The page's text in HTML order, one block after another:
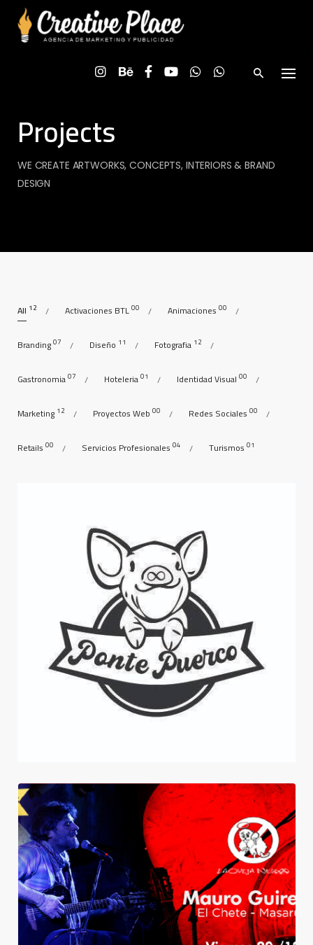
content
Projects
WE CREATE ARTWORKS, CONCEPTS, INTERIORS & BRAND
DESIGN
All 12 Activaciones BTL00 Animaciones 00
Branding07 Diseño 11 Fotografia 12
Gastronomia07 Hoteleria01 Identidad Visual 00
Marketing 12 Proyectos Web 00 Redes Sociales 00
Retails 00 Servicios Profesionales 04 Turismos 01